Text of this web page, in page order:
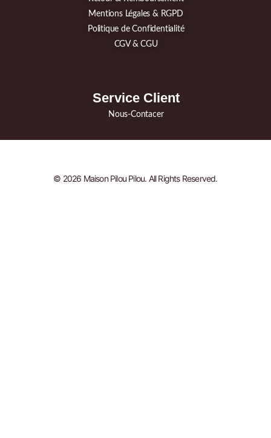
Mentions Légales & RGPD
Politique de Confidentialité
CGV & CGU
Service Client
Nous-Contacer
© 2026 Maison Pilou Pilou. All Rights Reserved.